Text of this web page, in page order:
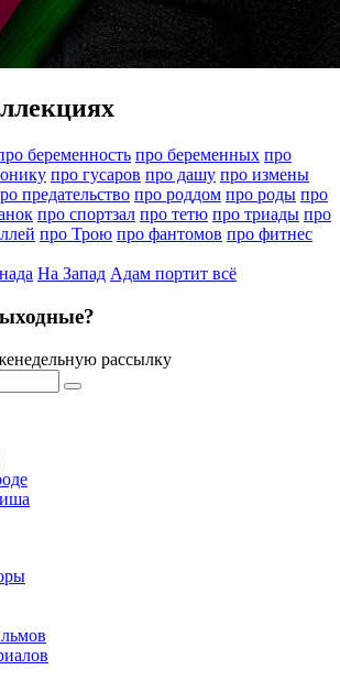
беременность про беременных про
про гусаров про дашу про измены
предательство про роддом про роды про
про спортзал про тетю про триады про
про Трою про фантомов про фитнес
На Запад Адам портит всё
рассылку